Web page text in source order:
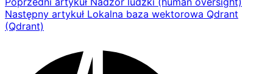
Nawigacja
wpisu
Następny artykuł Lokalna baza wektorowa Qdrant
(Qdrant)